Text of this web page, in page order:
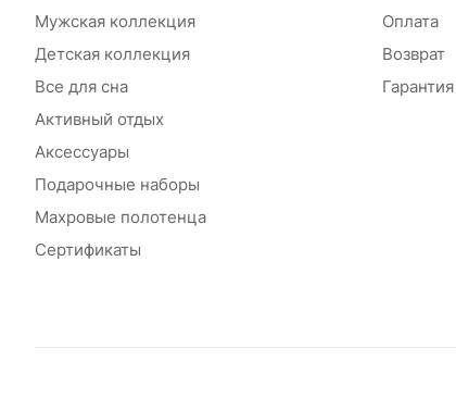
Мужская коллекция
Детская коллекция
Все для сна
Активный отдых
Аксессуары
Подарочные наборы
Махровые полотенца
Сертификаты
Оплата
Возврат
Гарантия